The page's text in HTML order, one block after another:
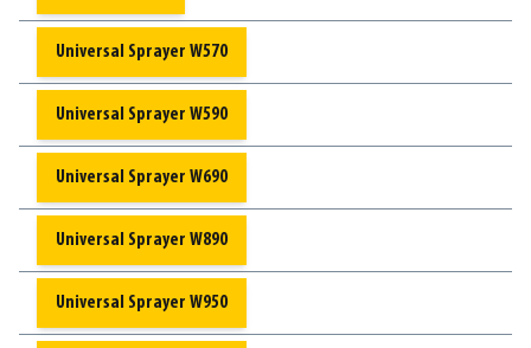
Universal Sprayer W570
Universal Sprayer W590
Universal Sprayer W690
Universal Sprayer W890
Universal Sprayer W950